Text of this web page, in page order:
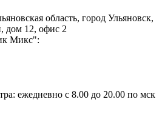
область, город Ульяновск,
дом 12, офис 2
Микс":
ежедневно с 8.00 до 20.00 по мск